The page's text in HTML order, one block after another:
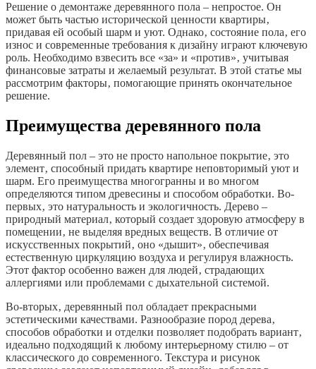
Решение о демонтаже деревянного пола – непростое. Он
может быть частью исторической ценности квартиры‚
придавая ей особый шарм и уют. Однако‚ состояние пола‚ его
износ и современные требования к дизайну играют ключевую
роль. Необходимо взвесить все «за» и «против»‚ учитывая
финансовые затраты и желаемый результат. В этой статье мы
рассмотрим факторы‚ помогающие принять окончательное
решение.
Преимущества деревянного пола
Деревянный пол – это не просто напольное покрытие‚ это
элемент‚ способный придать квартире неповторимый уют и
шарм. Его преимущества многогранны и во многом
определяются типом древесины и способом обработки. Во-
первых‚ это натуральность и экологичность. Дерево –
природный материал‚ который создает здоровую атмосферу в
помещении‚ не выделяя вредных веществ. В отличие от
искусственных покрытий‚ оно «дышит»‚ обеспечивая
естественную циркуляцию воздуха и регулируя влажность.
Этот фактор особенно важен для людей‚ страдающих
аллергиями или проблемами с дыхательной системой.
Во-вторых‚ деревянный пол обладает прекрасными
эстетическими качествами. Разнообразие пород дерева‚
способов обработки и отделки позволяет подобрать вариант‚
идеально подходящий к любому интерьерному стилю – от
классического до современного. Текстура и рисунок